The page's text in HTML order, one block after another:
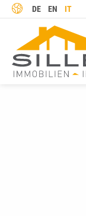
LINGUA
DE EN IT